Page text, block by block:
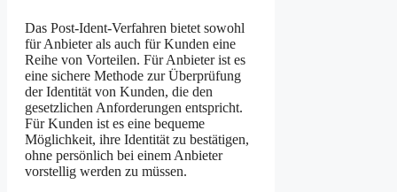
Das Post-Ident-Verfahren bietet sowohl
für Anbieter als auch für Kunden eine
Reihe von Vorteilen. Für Anbieter ist es
eine sichere Methode zur Überprüfung
der Identität von Kunden, die den
gesetzlichen Anforderungen entspricht.
Für Kunden ist es eine bequeme
Möglichkeit, ihre Identität zu bestätigen,
ohne persönlich bei einem Anbieter
vorstellig werden zu müssen.